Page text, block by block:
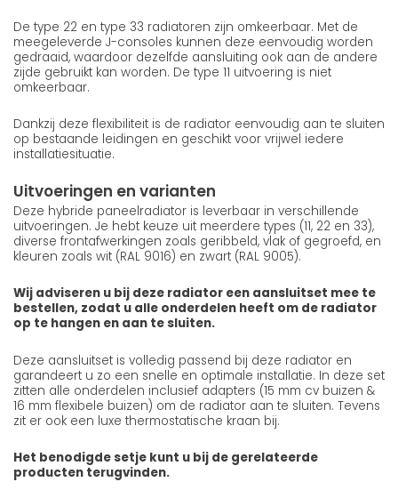
De type 22 en type 33 radiatoren zijn omkeerbaar. Met de
meegeleverde J-consoles kunnen deze eenvoudig worden
gedraaid, waardoor dezelfde aansluiting ook aan de andere
zijde gebruikt kan worden. De type 11 uitvoering is niet
omkeerbaar.
Dankzij deze flexibiliteit is de radiator eenvoudig aan te sluiten
op bestaande leidingen en geschikt voor vrijwel iedere
installatiesituatie.
Uitvoeringen en varianten
Deze hybride paneelradiator is leverbaar in verschillende
uitvoeringen. Je hebt keuze uit meerdere types (11, 22 en 33),
diverse frontafwerkingen zoals geribbeld, vlak of gegroefd, en
kleuren zoals wit (RAL 9016) en zwart (RAL 9005).
Wij adviseren u bij deze radiator een aansluitset mee te
bestellen, zodat u alle onderdelen heeft om de radiator
op te hangen en aan te sluiten.
Deze aansluitset is volledig passend bij deze radiator en
garandeert u zo een snelle en optimale installatie. In deze set
zitten alle onderdelen inclusief adapters (15 mm cv buizen &
16 mm flexibele buizen) om de radiator aan te sluiten. Tevens
zit er ook een luxe thermostatische kraan bij.
Het benodigde setje kunt u bij de gerelateerde
producten terugvinden.